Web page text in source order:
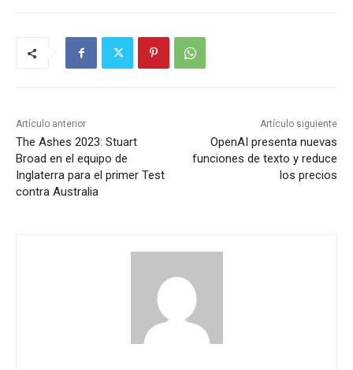
Artículo anterior
The Ashes 2023: Stuart
Broad en el equipo de
Inglaterra para el primer Test
contra Australia
Artículo siguiente
OpenAI presenta nuevas
funciones de texto y reduce
los precios